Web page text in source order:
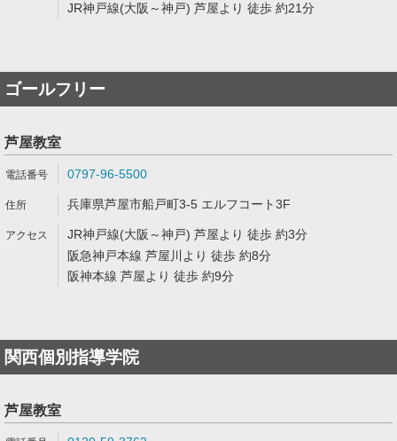
JR神戸線(大阪～神戸) 芦屋より 徒歩 約21分
ゴールフリー
芦屋教室
0797-96-5500
兵庫県芦屋市船戸町3-5 エルフコート3F
JR神戸線(大阪～神戸) 芦屋より 徒歩 約3分
阪急神戸本線 芦屋川より 徒歩 約8分
阪神本線 芦屋より 徒歩 約9分
関西個別指導学院
芦屋教室